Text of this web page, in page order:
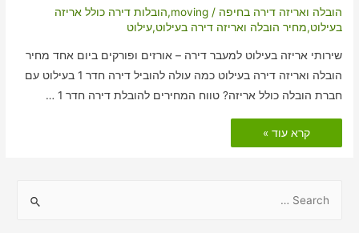
הובלה ואריזה דירה בחיפה /
moving
,הובלות דירה כולל אריזה
בעילוט,מחיר הובלה ואריזה דירה בעילוט,עילוט
שירותי אריזה בעילוט למעבר דירה – אורזים ופורקים ביום אחד מחיר
הובלה ואריזה דירה בעילוט כמה עולה להוביל דירה חדר 1 בעילוט עם
חברת הובלה כולל אריזה? טווח המחירים להובלת דירה חדר 1 …
הובלות
דירה
כולל
קרא עוד »